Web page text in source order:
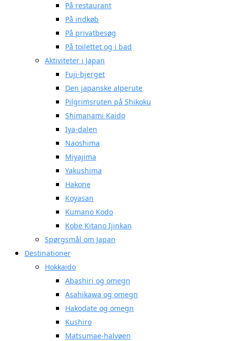
På restaurant
På indkøb
På privatbesøg
På toilettet og i bad
Aktiviteter i Japan
Fuji-bjerget
Den japanske alperute
Pilgrimsruten på Shikoku
Shimanami Kaido
Iya-dalen
Naoshima
Miyajima
Yakushima
Hakone
Koyasan
Kumano Kodo
Kobe Kitano Ijinkan
Spørgsmål om Japan
Destinationer
Hokkaido
Abashiri og omegn
Asahikawa og omegn
Hakodate og omegn
Kushiro
Matsumae-halvøen